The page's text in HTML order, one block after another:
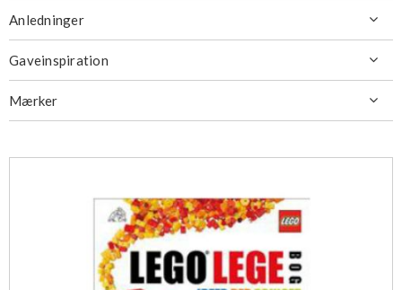
Anledninger 
Gaveinspiration 
Mærker 